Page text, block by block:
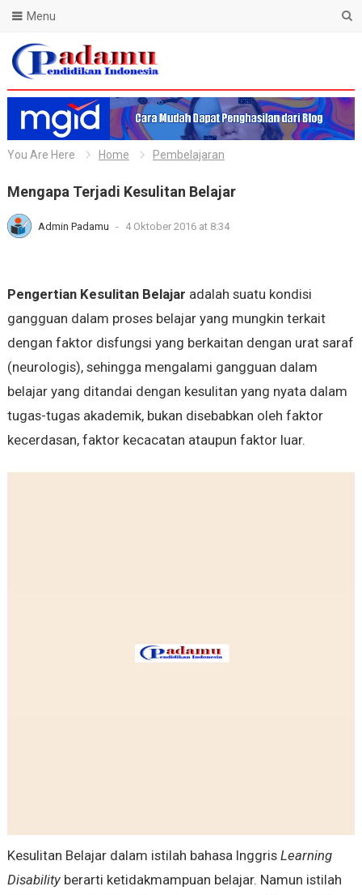
Blog Padamu
Menu
You Are Here Home Pembelajaran
Mengapa Terjadi Kesulitan Belajar
Admin Padamu - 4 Oktober 2016 at 8:34
Pengertian Kesulitan Belajar adalah suatu kondisi
gangguan dalam proses belajar yang mungkin terkait
dengan faktor disfungsi yang berkaitan dengan urat saraf
(neurologis), sehingga mengalami gangguan dalam
belajar yang ditandai dengan kesulitan yang nyata dalam
tugas-tugas akademik, bukan disebabkan oleh faktor
kecerdasan, faktor kecacatan ataupun faktor luar.
Kesulitan Belajar dalam istilah bahasa Inggris Learning
Disability berarti ketidakmampuan belajar. Namun istilah